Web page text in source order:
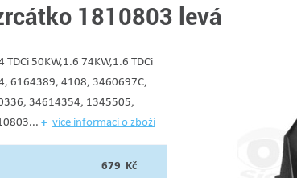
1810803 levá
50KW,1.6 74KW,1.6 TDCi
6164389, 4108, 3460697C,
34614354, 1345505,
více informací o zboží
679 Kč